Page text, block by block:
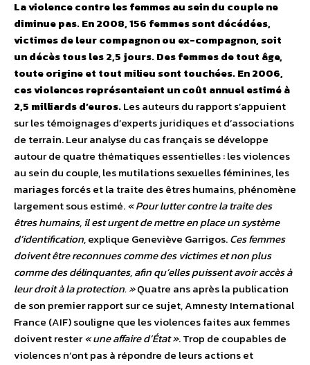
La violence contre les femmes au sein du couple ne
diminue pas. En 2008, 156 femmes sont décédées,
victimes de leur compagnon ou ex-compagnon, soit
un décès tous les 2,5 jours. Des femmes de tout âge,
toute origine et tout milieu sont touchées. En 2006,
ces violences représentaient un coût annuel estimé à
2,5 milliards d’euros.Les auteurs du rapport s’appuient
sur les témoignages d’experts juridiques et d’associations
de terrain. Leur analyse du cas français se développe
autour de quatre thématiques essentielles : les violences
au sein du couple, les mutilations sexuelles féminines, les
mariages forcés et la traite des êtres humains, phénomène
largement sous estimé.« Pour lutter contre la traite des
êtres humains, il est urgent de mettre en place un système
d’identification, explique Geneviève Garrigos.Ces femmes
doivent être reconnues comme des victimes et non plus
comme des délinquantes, afin qu’elles puissent avoir accès à
leur droit à la protection. »Quatre ans après la publication
de son premier rapport sur ce sujet, Amnesty International
France (AIF) souligne que les violences faites aux femmes
doivent rester« une affaire d’État ». Trop de coupables de
violences n’ont pas à répondre de leurs actions et